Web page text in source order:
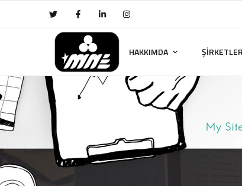
HAKKIMDA ŞİRKETLER